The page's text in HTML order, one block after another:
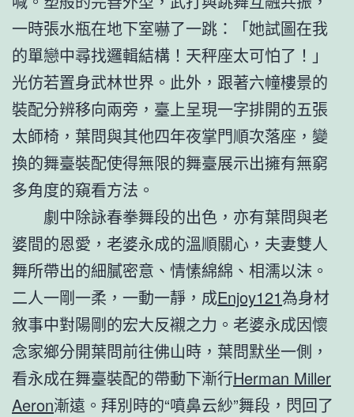
一時張水瓶在地下室嚇了一跳：「她試圖在我
的單戀中尋找邏輯結構！天秤座太可怕了！」
光仿若置身武林世界。此外，跟著六幢樓景的
裝配分辨移向兩旁，臺上呈現一字排開的五張
太師椅，葉問與其他四年夜掌門順次落座，變
換的舞臺裝配使得無限的舞臺展示出擁有無窮
多角度的窺看方法。
劇中除詠春拳舞段的出色，亦有葉問與老
婆間的恩愛，老婆永成的溫順關心，夫妻雙人
舞所帶出的細膩密意、情愫綿綿、相濡以沫。
二人一剛一柔，一動一靜，成Enjoy121為身材
敘事中對陽剛的宏大反襯之力。老婆永成因懷
念家鄉分開葉問前往佛山時，葉問默坐一側，
看永成在舞臺裝配的帶動下漸行Herman Miller
Aeron漸遠。拜別時的“噴鼻云紗”舞段，閃回了